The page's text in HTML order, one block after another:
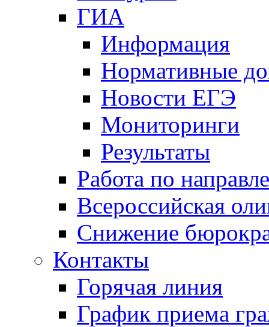
ГИА
Информация
Нормативные
Новости ЕГЭ
Мониторинги
Результаты
Работа по
Всероссийская
Снижение
Контакты
Горячая линия
График приема